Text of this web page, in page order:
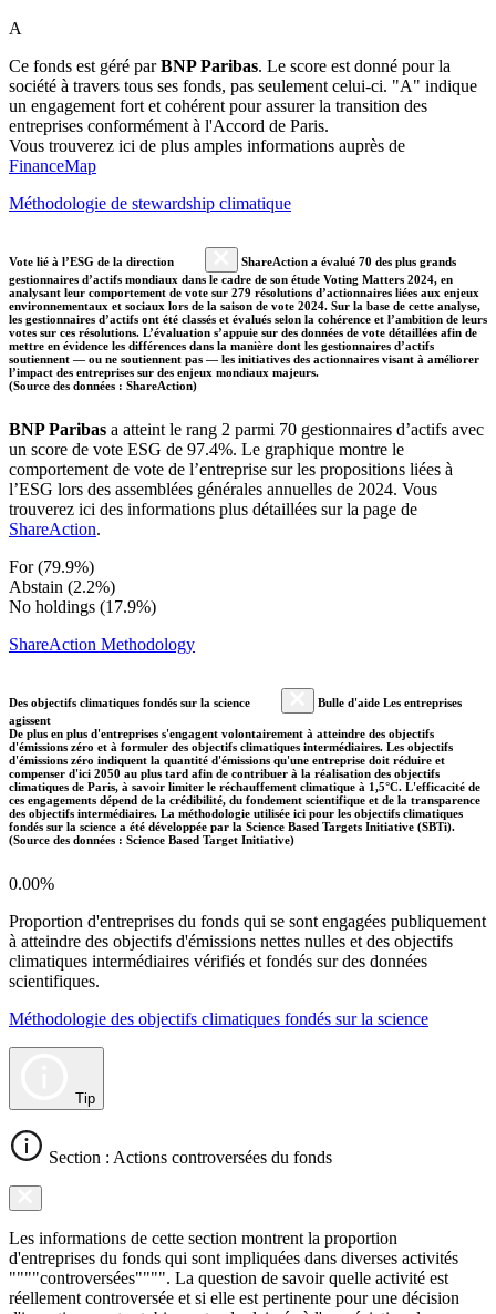
A
Ce fonds est géré parBNP Paribas. Le score est donné pour la
société à travers tous ses fonds, pas seulement celui-ci. "A" indique
un engagement fort et cohérent pour assurer la transition des
entreprises conformément à l'Accord de Paris.
Vous trouverez ici de plus amples informations auprès de
FinanceMap
Méthodologie de stewardship climatique
Vote lié à l’ESG de la direction
ShareAction a évalué 70 des plus grands
gestionnaires d’actifs mondiaux dans le cadre de son étude Voting Matters 2024, en
analysant leur comportement de vote sur 279 résolutions d’actionnaires liées aux enjeux
environnementaux et sociaux lors de la saison de vote 2024. Sur la base de cette analyse,
les gestionnaires d’actifs ont été classés et évalués selon la cohérence et l’ambition de leurs
votes sur ces résolutions. L’évaluation s’appuie sur des données de vote détaillées afin de
mettre en évidence les différences dans la manière dont les gestionnaires d’actifs
soutiennent — ou ne soutiennent pas — les initiatives des actionnaires visant à améliorer
l’impact des entreprises sur des enjeux mondiaux majeurs.
(Source des données : ShareAction)
BNP Paribas a atteint le rang 2 parmi 70 gestionnaires d’actifs avec
un score de vote ESG de 97.4%. Le graphique montre le
comportement de vote de l’entreprise sur les propositions liées à
l’ESG lors des assemblées générales annuelles de 2024. Vous
trouverez ici des informations plus détaillées sur la page de
ShareAction.
For (79.9%)
Abstain (2.2%)
No holdings (17.9%)
ShareAction Methodology
Des objectifs climatiques fondés sur la science
Bulle d'aide Les entreprises
agissent
De plus en plus d'entreprises s'engagent volontairement à atteindre des objectifs
d'émissions zéro et à formuler des objectifs climatiques intermédiaires. Les objectifs
d'émissions zéro indiquent la quantité d'émissions qu'une entreprise doit réduire et
compenser d'ici 2050 au plus tard afin de contribuer à la réalisation des objectifs
climatiques de Paris, à savoir limiter le réchauffement climatique à 1,5°C. L'efficacité de
ces engagements dépend de la crédibilité, du fondement scientifique et de la transparence
des objectifs intermédiaires. La méthodologie utilisée ici pour les objectifs climatiques
fondés sur la science a été développée par la Science Based Targets Initiative (SBTi).
(Source des données : Science Based Target Initiative)
0.00%
Proportion d'entreprises du fonds qui se sont engagées publiquement
à atteindre des objectifs d'émissions nettes nulles et des objectifs
climatiques intermédiaires vérifiés et fondés sur des données
scientifiques.
Méthodologie des objectifs climatiques fondés sur la science
Tip
Section : Actions controversées du fonds
Les informations de cette section montrent la proportion
d'entreprises du fonds qui sont impliquées dans diverses activités
""""controversées"""". La question de savoir quelle activité est
réellement controversée et si elle est pertinente pour une décision